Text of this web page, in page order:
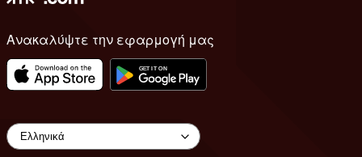
Ανακαλύψτε την εφαρμογή μας